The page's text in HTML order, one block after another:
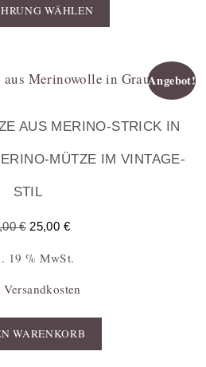
WÄHLEN
Angebot!
AUS MERINO-STRICK IN
MÜTZE IM VINTAGE-
STIL
€ 25,00 €
19 % MwSt.
Versandkosten
WARENKORB